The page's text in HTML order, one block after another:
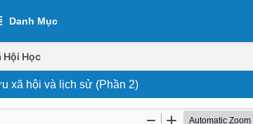
Danh Mục
Hội Học
xã hội và lịch sử (Phần 2)